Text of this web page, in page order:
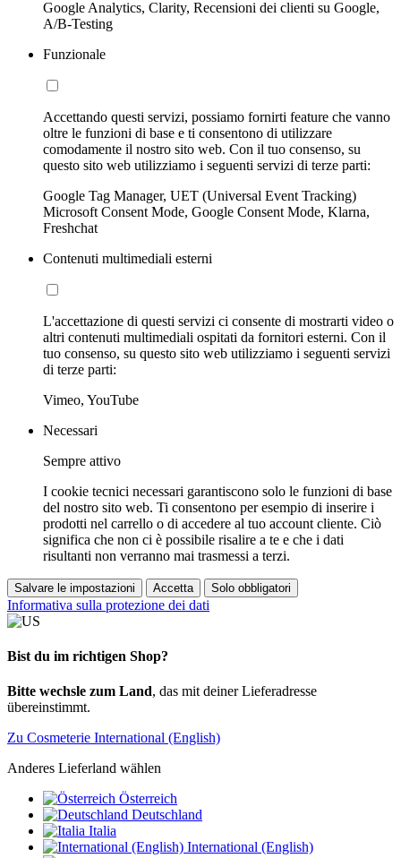
Google Analytics, Clarity, Recensioni dei clienti su Google,
A/B-Testing
Funzionale
Accettando questi servizi, possiamo fornirti feature che vanno
oltre le funzioni di base e ti consentono di utilizzare
comodamente il nostro sito web. Con il tuo consenso, su
questo sito web utilizziamo i seguenti servizi di terze parti:
Google Tag Manager, UET (Universal Event Tracking)
Microsoft Consent Mode, Google Consent Mode, Klarna,
Freshchat
Contenuti multimediali esterni
L'accettazione di questi servizi ci consente di mostrarti video o
altri contenuti multimediali ospitati da fornitori esterni. Con il
tuo consenso, su questo sito web utilizziamo i seguenti servizi
di terze parti:
Vimeo, YouTube
Necessari
Sempre attivo
I cookie tecnici necessari garantiscono solo le funzioni di base
del nostro sito web. Ti consentono per esempio di inserire i
prodotti nel carrello o di accedere al tuo account cliente. Ciò
significa che non ci è possibile risalire a te e che i dati
risultanti non verranno mai trasmessi a terzi.
Salvare le impostazioni Accetta Solo obbligatori
Informativa sulla protezione dei dati
Bist du im richtigen Shop?
Bitte wechsle zum Land, das mit deiner Lieferadresse
übereinstimmt.
Zu Cosmeterie International (English)
Anderes Lieferland wählen
Österreich
Deutschland
Italia
International (English)